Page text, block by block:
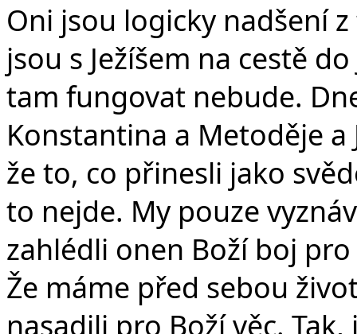
Oni jsou logicky nadšení
jsou s Ježíšem na cestě
tam fungovat nebude.
Konstantina a Metoděje
že to, co přinesli jako
to nejde. My pouze
zahlédli onen Boží boj
Že máme před sebou
nasadili pro Boží věc.